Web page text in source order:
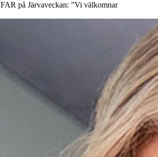
FAR på Järvaveckan: ”Vi välkomnar